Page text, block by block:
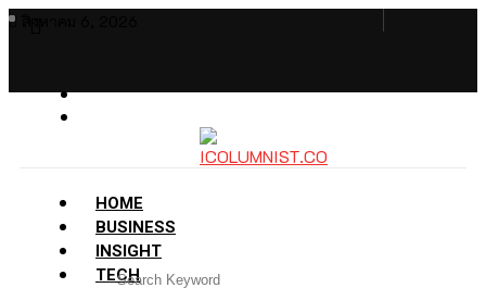
HOME
BUSINESS
INSIGHT
TECH